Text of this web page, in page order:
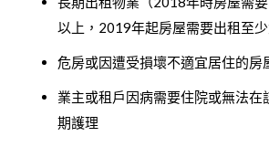
以上，2019年起房屋需要出租至少
危房或因遭受損壞不適宜居住的房
業主或租戶因病需要住院或無法在
期護理